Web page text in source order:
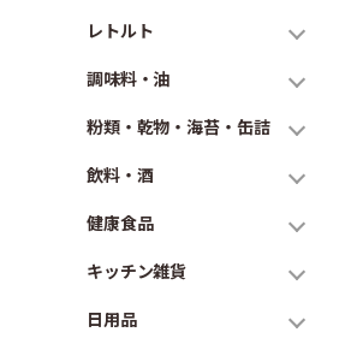
レトルト
調味料・油
粉類・乾物・海苔・缶詰
飲料・酒
健康食品
キッチン雑貨
日用品